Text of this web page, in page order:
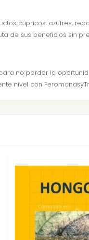
cúpricos, azufres,
de sus beneficios sin
no perder la
nivel con